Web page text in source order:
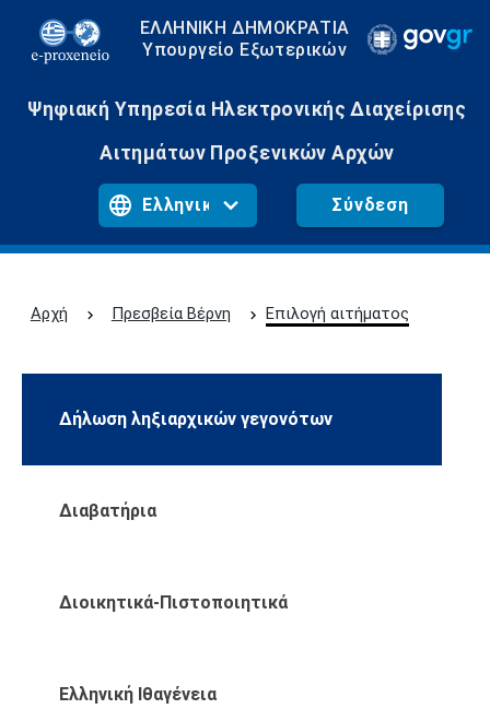
ΕΛΛΗΝΙΚΗ ΔΗΜΟΚΡΑΤΙΑ
Υπουργείο Εξωτερικών
Ψηφιακή Υπηρεσία Ηλεκτρονικής Διαχείρισης
Αιτημάτων Προξενικών Αρχών
Σύνδεση
Αρχή Πρεσβεία Βέρνη Επιλογή αιτήματος
Δήλωση ληξιαρχικών γεγονότων
Διαβατήρια
Διοικητικά-Πιστοποιητικά
Ελληνική Ιθαγένεια